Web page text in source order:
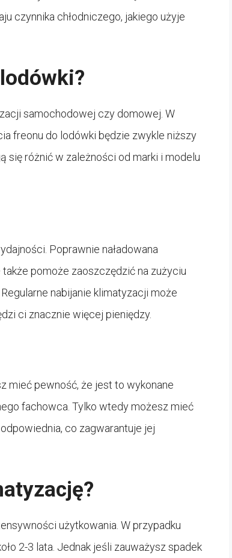
czynnika chłodniczego, jakiego użyje
samochodowej czy domowej. W
freonu do lodówki będzie zwykle niższy
się różnić w zależności od marki i modelu
Poprawnie naładowana
pomoże zaoszczędzić na zużyciu
nabijanie klimatyzacji może
ci znacznie więcej pieniędzy.
mieć pewność, że jest to wykonane
fachowca. Tylko wtedy możesz mieć
co zagwarantuje jej
użytkowania. W przypadku
2-3 lata. Jednak jeśli zauważysz spadek